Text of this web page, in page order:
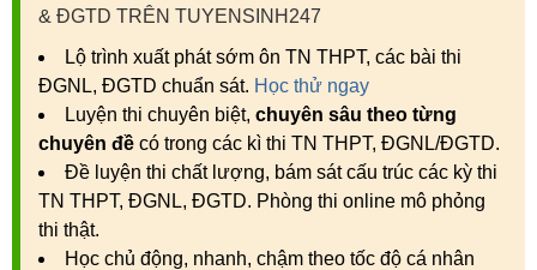
& ĐGTD TRÊN TUYENSINH247
Lộ trình xuất phát sớm ôn TN THPT, các bài thi
ĐGNL, ĐGTD chuẩn sát. Học thử ngay
Luyện thi chuyên biệt, chuyên sâu theo từng
chuyên đề có trong các kì thi TN THPT, ĐGNL/ĐGTD.
Đề luyện thi chất lượng, bám sát cấu trúc các kỳ thi
TN THPT, ĐGNL, ĐGTD. Phòng thi online mô phỏng
thi thật.
Học chủ động, nhanh, chậm theo tốc độ cá nhân